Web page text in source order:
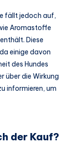
fällt jedoch auf,
Aromastoffe
Diese
einige davon
des Hundes
über die Wirkung
informieren, um
der Kauf?